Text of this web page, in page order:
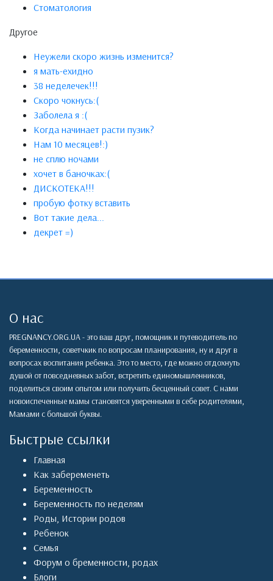
Стоматология
Другое
Неужели скоро жизнь изменится?
я мать-ехидно
38 неделечек!!!
Скоро чокнусь:(
Заболела я :(
Когда начинает расти пузик?
Нам 10 месяцев!:)
не сплю ночами
хочет в баночках:(
ДИСКОТЕКА!!!
пробую фотку вставить
Вот такие дела...
декрет =)
О нас
PREGNANCY.ORG.UA - это ваш друг, помощник и путеводитель по
беременности, советчкик по вопросам планирования, ну и друг в
вопросах воспитания ребенка. Это то место, где можно отдохнуть
душой от повседневных забот, встретить единомышленников,
поделиться своим опытом или получить бесценный совет. С нами
новоиспеченные мамы становятся уверенными в себе родителями,
Мамами с большой буквы.
Быстрые ссылки
Главная
Как забеременеть
Беременность
Беременность по неделям
Роды, Истории родов
Ребенок
Семья
Форум о бременности, родах
Блоги